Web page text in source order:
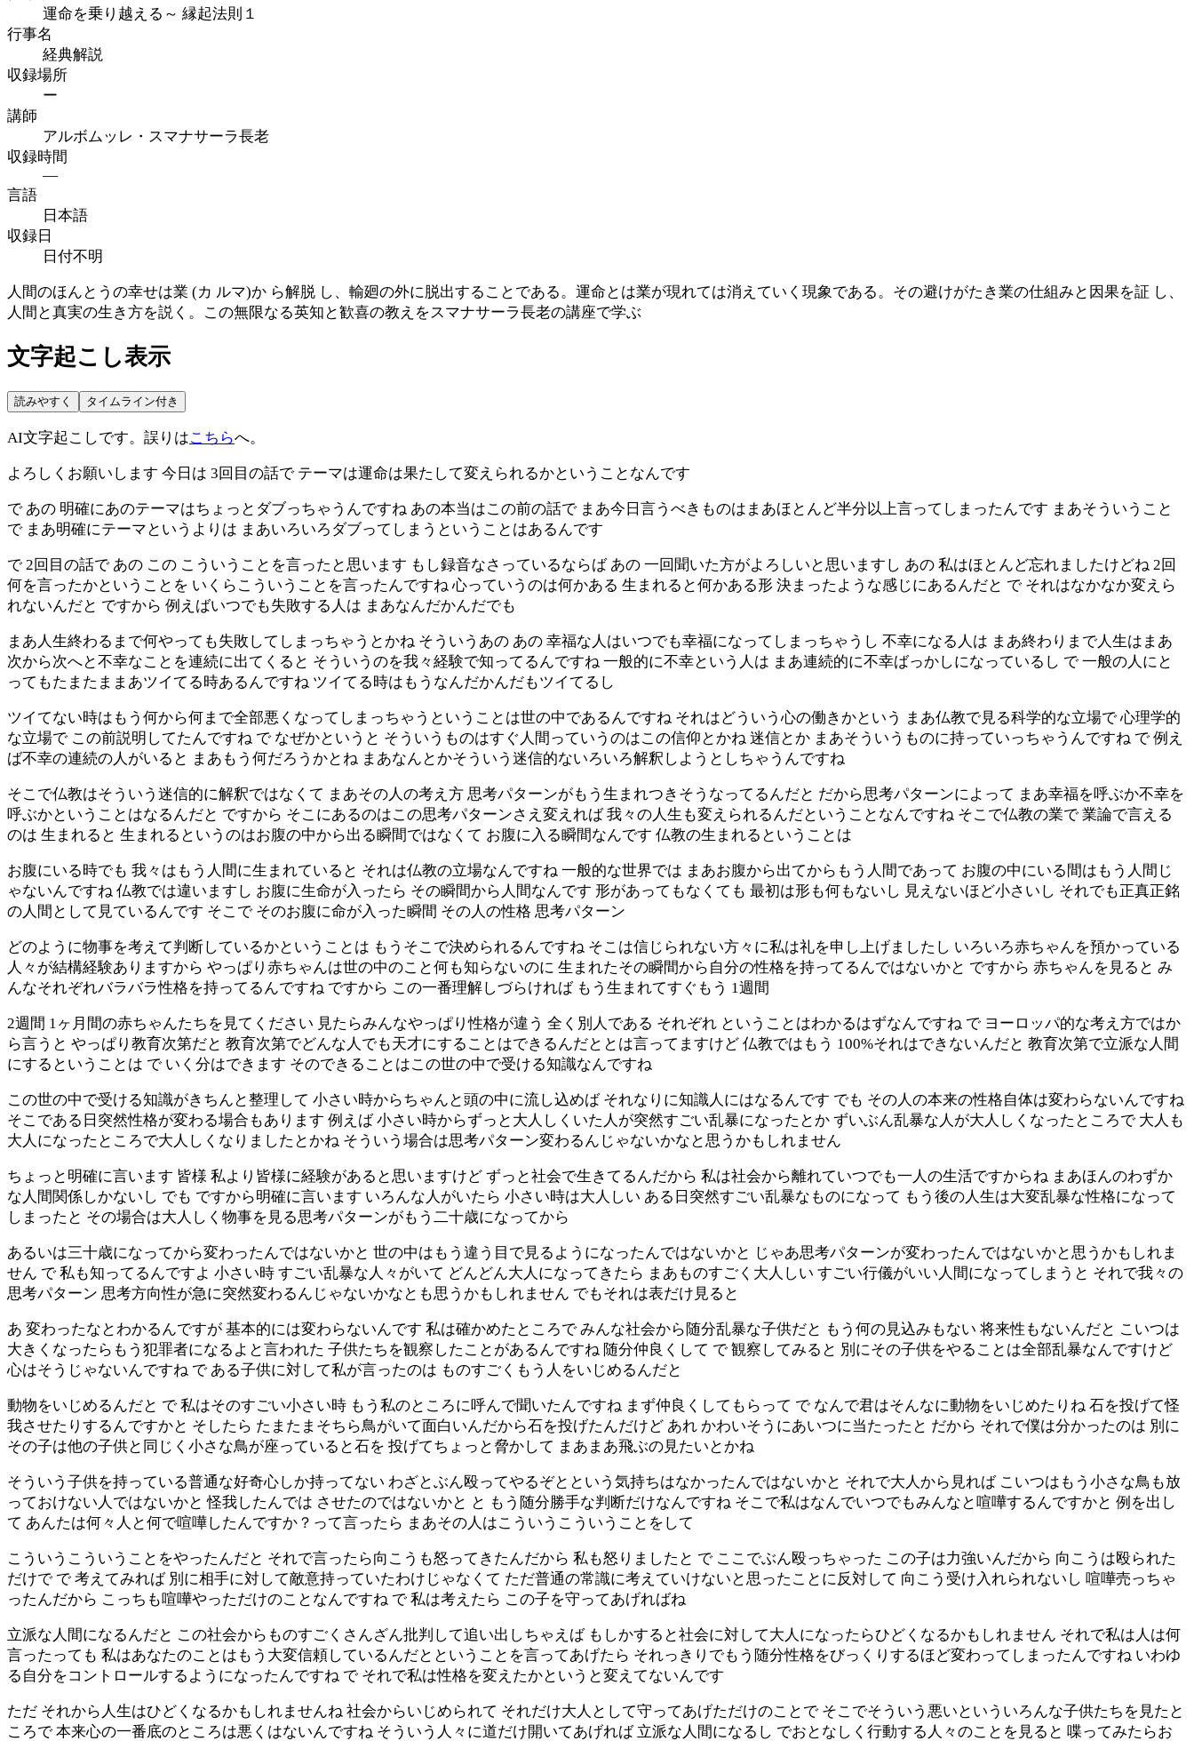
運命を乗り越える～ 縁起法則１
行事名
経典解説
収録場所
ー
講師
アルボムッレ・スマナサーラ長老
収録時間
—
言語
日本語
収録日
日付不明
人間のほんとうの幸せは業 (カ ルマ)か ら解脱 し、輸廻の外に脱出することである。運命とは業が現れては消えていく現象である。その避けがたき業の仕組みと因果を証 し、
人間と真実の生き方を説く。この無限なる英知と歓喜の教えをスマナサーラ長老の講座で学ぶ
文字起こし表示
読みやすく タイムライン付き
AI文字起こしです。誤りはこちらへ。
よろしくお願いします 今日は 3回目の話で テーマは運命は果たして変えられるかということなんです
で あの 明確にあのテーマはちょっとダブっちゃうんですね あの本当はこの前の話で まあ今日言うべきものはまあほとんど半分以上言ってしまったんです まあそういうこと
で まあ明確にテーマというよりは まあいろいろダブってしまうということはあるんです
で 2回目の話で あの この こういうことを言ったと思います もし録音なさっているならば あの 一回聞いた方がよろしいと思いますし あの 私はほとんど忘れましたけどね 2回
何を言ったかということを いくらこういうことを言ったんですね 心っていうのは何かある 生まれると何かある形 決まったような感じにあるんだと で それはなかなか変えら
れないんだと ですから 例えばいつでも失敗する人は まあなんだかんだでも
まあ人生終わるまで何やっても失敗してしまっちゃうとかね そういうあの あの 幸福な人はいつでも幸福になってしまっちゃうし 不幸になる人は まあ終わりまで人生はまあ
次から次へと不幸なことを連続に出てくると そういうのを我々経験で知ってるんですね 一般的に不幸という人は まあ連続的に不幸ばっかしになっているし で 一般の人にと
ってもたまたままあツイてる時あるんですね ツイてる時はもうなんだかんだもツイてるし
ツイてない時はもう何から何まで全部悪くなってしまっちゃうということは世の中であるんですね それはどういう心の働きかという まあ仏教で見る科学的な立場で 心理学的
な立場で この前説明してたんですね で なぜかというと そういうものはすぐ人間っていうのはこの信仰とかね 迷信とか まあそういうものに持っていっちゃうんですね で 例え
ば不幸の連続の人がいると まあもう何だろうかとね まあなんとかそういう迷信的ないろいろ解釈しようとしちゃうんですね
そこで仏教はそういう迷信的に解釈ではなくて まあその人の考え方 思考パターンがもう生まれつきそうなってるんだと だから思考パターンによって まあ幸福を呼ぶか不幸を
呼ぶかということはなるんだと ですから そこにあるのはこの思考パターンさえ変えれば 我々の人生も変えられるんだということなんですね そこで仏教の業で 業論で言える
のは 生まれると 生まれるというのはお腹の中から出る瞬間ではなくて お腹に入る瞬間なんです 仏教の生まれるということは
お腹にいる時でも 我々はもう人間に生まれていると それは仏教の立場なんですね 一般的な世界では まあお腹から出てからもう人間であって お腹の中にいる間はもう人間じ
ゃないんですね 仏教では違いますし お腹に生命が入ったら その瞬間から人間なんです 形があってもなくても 最初は形も何もないし 見えないほど小さいし それでも正真正銘
の人間として見ているんです そこで そのお腹に命が入った瞬間 その人の性格 思考パターン
どのように物事を考えて判断しているかということは もうそこで決められるんですね そこは信じられない方々に私は礼を申し上げましたし いろいろ赤ちゃんを預かっている
人々が結構経験ありますから やっぱり赤ちゃんは世の中のこと何も知らないのに 生まれたその瞬間から自分の性格を持ってるんではないかと ですから 赤ちゃんを見ると み
んなそれぞれバラバラ性格を持ってるんですね ですから この一番理解しづらければ もう生まれてすぐもう 1週間
2週間 1ヶ月間の赤ちゃんたちを見てください 見たらみんなやっぱり性格が違う 全く別人である それぞれ ということはわかるはずなんですね で ヨーロッパ的な考え方ではか
ら言うと やっぱり教育次第だと 教育次第でどんな人でも天才にすることはできるんだととは言ってますけど 仏教ではもう 100%それはできないんだと 教育次第で立派な人間
にするということは で いく分はできます そのできることはこの世の中で受ける知識なんですね
この世の中で受ける知識がきちんと整理して 小さい時からちゃんと頭の中に流し込めば それなりに知識人にはなるんです でも その人の本来の性格自体は変わらないんですね
そこである日突然性格が変わる場合もあります 例えば 小さい時からずっと大人しくいた人が突然すごい乱暴になったとか ずいぶん乱暴な人が大人しくなったところで 大人も
大人になったところで大人しくなりましたとかね そういう場合は思考パターン変わるんじゃないかなと思うかもしれません
ちょっと明確に言います 皆様 私より皆様に経験があると思いますけど ずっと社会で生きてるんだから 私は社会から離れていつでも一人の生活ですからね まあほんのわずか
な人間関係しかないし でも ですから明確に言います いろんな人がいたら 小さい時は大人しい ある日突然すごい乱暴なものになって もう後の人生は大変乱暴な性格になって
しまったと その場合は大人しく物事を見る思考パターンがもう二十歳になってから
あるいは三十歳になってから変わったんではないかと 世の中はもう違う目で見るようになったんではないかと じゃあ思考パターンが変わったんではないかと思うかもしれま
せん で 私も知ってるんですよ 小さい時 すごい乱暴な人々がいて どんどん大人になってきたら まあものすごく大人しい すごい行儀がいい人間になってしまうと それで我々の
思考パターン 思考方向性が急に突然変わるんじゃないかなとも思うかもしれません でもそれは表だけ見ると
あ 変わったなとわかるんですが 基本的には変わらないんです 私は確かめたところで みんな社会から随分乱暴な子供だと もう何の見込みもない 将来性もないんだと こいつは
大きくなったらもう犯罪者になるよと言われた 子供たちを観察したことがあるんですね 随分仲良くして で 観察してみると 別にその子供をやることは全部乱暴なんですけど
心はそうじゃないんですね で ある子供に対して私が言ったのは ものすごくもう人をいじめるんだと
動物をいじめるんだと で 私はそのすごい小さい時 もう私のところに呼んで聞いたんですね まず仲良くしてもらって で なんで君はそんなに動物をいじめたりね 石を投げて怪
我させたりするんですかと そしたら たまたまそちら鳥がいて面白いんだから石を投げたんだけど あれ かわいそうにあいつに当たったと だから それで僕は分かったのは 別に
その子は他の子供と同じく小さな鳥が座っていると石を 投げてちょっと脅かして まあまあ飛ぶの見たいとかね
そういう子供を持っている普通な好奇心しか持ってない わざとぶん殴ってやるぞとという気持ちはなかったんではないかと それで大人から見れば こいつはもう小さな鳥も放
っておけない人ではないかと 怪我したんでは させたのではないかと と もう随分勝手な判断だけなんですね そこで私はなんでいつでもみんなと喧嘩するんですかと 例を出し
て あんたは何々人と何で喧嘩したんですか？って言ったら まあその人はこういうこういうことをして
こういうこういうことをやったんだと それで言ったら向こうも怒ってきたんだから 私も怒りましたと で ここでぶん殴っちゃった この子は力強いんだから 向こうは殴られた
だけで で 考えてみれば 別に相手に対して敵意持っていたわけじゃなくて ただ普通の常識に考えていけないと思ったことに反対して 向こう受け入れられないし 喧嘩売っちゃ
ったんだから こっちも喧嘩やっただけのことなんですね で 私は考えたら この子を守ってあげればね
立派な人間になるんだと この社会からものすごくさんざん批判して追い出しちゃえば もしかすると社会に対して大人になったらひどくなるかもしれません それで私は人は何
言ったっても 私はあなたのことはもう大変信頼しているんだとということを言ってあげたら それっきりでもう随分性格をびっくりするほど変わってしまったんですね いわゆ
る自分をコントロールするようになったんですね で それで私は性格を変えたかというと変えてないんです
ただ それから人生はひどくなるかもしれませんね 社会からいじめられて それだけ大人として守ってあげただけのことで そこでそういう悪いといういろんな子供たちを見たと
ころで 本来心の一番底のところは悪くはないんですね そういう人々に道だけ開いてあげれば 立派な人間になるし でおとなしく行動する人々のことを見ると 喋ってみたらお